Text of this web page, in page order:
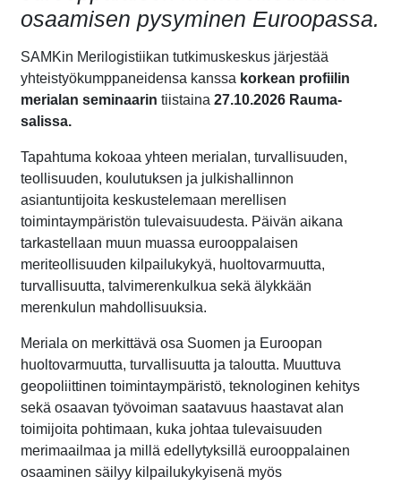
osaamisen pysyminen Euroopassa.
SAMKin Merilogistiikan tutkimuskeskus järjestää
yhteistyökumppaneidensa kanssa korkean profiilin
merialan seminaarin tiistaina 27.10.2026 Rauma-
salissa.
Tapahtuma kokoaa yhteen merialan, turvallisuuden,
teollisuuden, koulutuksen ja julkishallinnon
asiantuntijoita keskustelemaan merellisen
toimintaympäristön tulevaisuudesta. Päivän aikana
tarkastellaan muun muassa eurooppalaisen
meriteollisuuden kilpailukykyä, huoltovarmuutta,
turvallisuutta, talvimerenkulkua sekä älykkään
merenkulun mahdollisuuksia.
Meriala on merkittävä osa Suomen ja Euroopan
huoltovarmuutta, turvallisuutta ja taloutta. Muuttuva
geopoliittinen toimintaympäristö, teknologinen kehitys
sekä osaavan työvoiman saatavuus haastavat alan
toimijoita pohtimaan, kuka johtaa tulevaisuuden
merimaailmaa ja millä edellytyksillä eurooppalainen
osaaminen säilyy kilpailukykyisenä myös